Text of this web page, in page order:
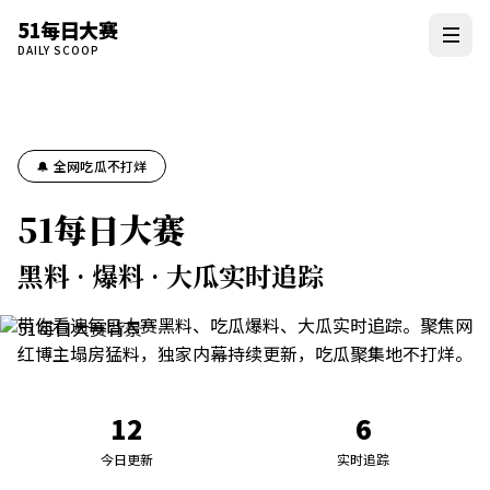
51每日大赛
DAILY SCOOP
🔔 全网吃瓜不打烊
51每日大赛
黑料 · 爆料 · 大瓜实时追踪
带你看遍每日大赛黑料、吃瓜爆料、大瓜实时追踪。聚焦网
红博主塌房猛料，独家内幕持续更新，吃瓜聚集地不打烊。
12
今日更新
6
实时追踪